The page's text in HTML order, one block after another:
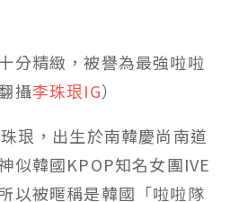
分精緻，被譽為最強啦啦
攝李珠珢IG）
珢，出生於南韓慶尚南道
似韓國KPOP知名女團IVE
以被暱稱是韓國「啦啦隊